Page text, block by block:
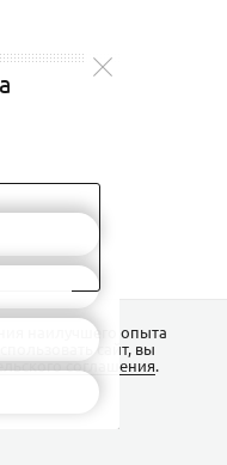
наилучшего опыта
сайт, вы
соглашения.